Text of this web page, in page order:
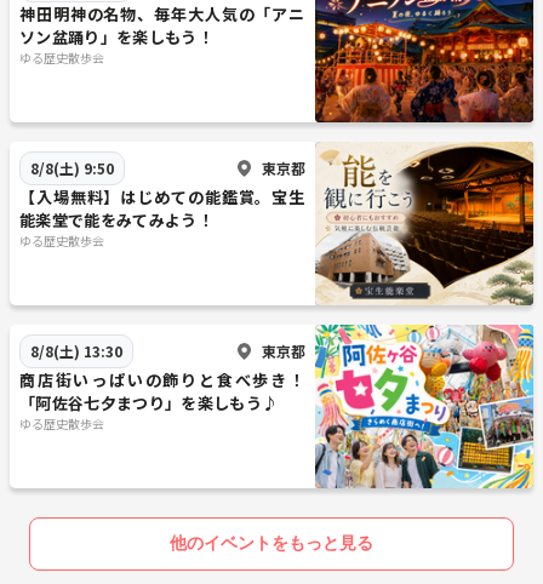
神田明神の名物、毎年大人気の「アニ
ソン盆踊り」を楽しもう！
ゆる歴史散歩会
8/8(土) 9:50 東京都
【入場無料】はじめての能鑑賞。宝生
能楽堂で能をみてみよう！
ゆる歴史散歩会
8/8(土) 13:30 東京都
商店街いっぱいの飾りと食べ歩き！
「阿佐谷七夕まつり」を楽しもう♪
ゆる歴史散歩会
他のイベントをもっと見る